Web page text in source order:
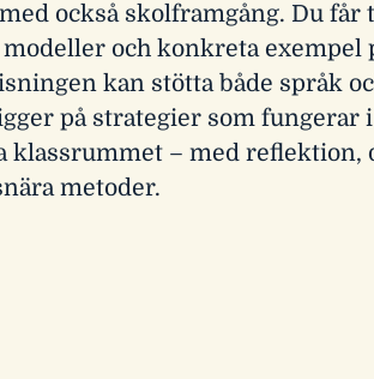
också skolframgång. Du får
och konkreta exempel
kan stötta både språk
på strategier som fungerar
klassrummet – med reflektion,
metoder.